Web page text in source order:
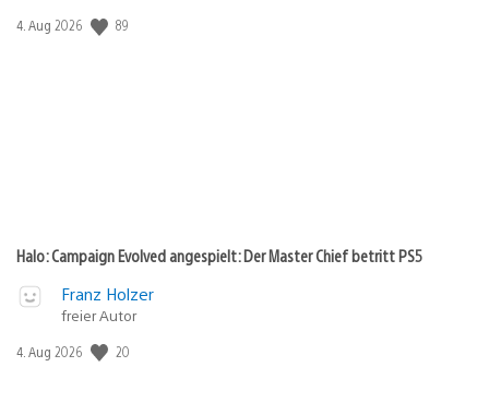
Veröffentlichungsdatum:
4. Aug 2026 89
Halo: Campaign Evolved angespielt: Der Master Chief betritt PS5
Franz Holzer
freier Autor
Veröffentlichungsdatum:
4. Aug 2026 20